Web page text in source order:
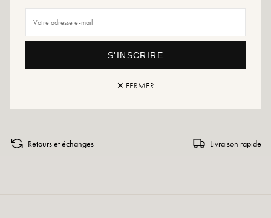
Conseils pointure : Ce modèle chausse normalement.
Conseils entretien : Nous vous conseillons d'imperméabiliser vos chaussures
Retours et échanges Livraison rapide
S'INSCRIRE
✕ FERMER